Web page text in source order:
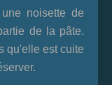
noisette de
de la pâte.
qu'elle est cuite